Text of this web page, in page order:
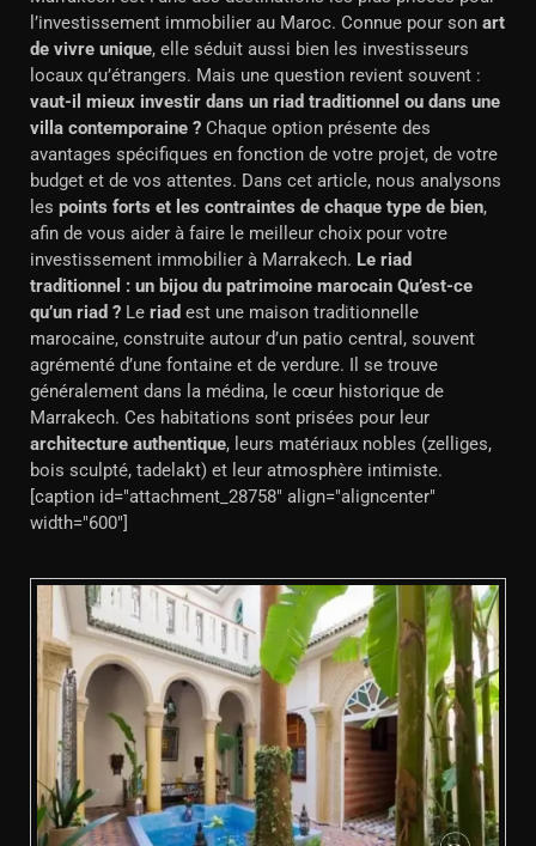
l’investissement immobilier au Maroc. Connue pour son art
de vivre unique, elle séduit aussi bien les investisseurs
locaux qu’étrangers. Mais une question revient souvent :
vaut-il mieux investir dans un riad traditionnel ou dans une
villa contemporaine ? Chaque option présente des
avantages spécifiques en fonction de votre projet, de votre
budget et de vos attentes. Dans cet article, nous analysons
les points forts et les contraintes de chaque type de bien,
afin de vous aider à faire le meilleur choix pour votre
investissement immobilier à Marrakech. Le riad
traditionnel : un bijou du patrimoine marocain Qu’est-ce
qu’un riad ? Le riad est une maison traditionnelle
marocaine, construite autour d’un patio central, souvent
agrémenté d’une fontaine et de verdure. Il se trouve
généralement dans la médina, le cœur historique de
Marrakech. Ces habitations sont prisées pour leur
architecture authentique, leurs matériaux nobles (zelliges,
bois sculpté, tadelakt) et leur atmosphère intimiste.
[caption id="attachment_28758" align="aligncenter"
width="600"]